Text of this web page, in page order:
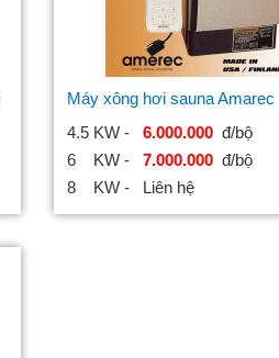
Máy xông hơi sauna Amarec
4.5 KW - 6.000.000đ/bộ
6 KW - 7.000.000 đ/bộ
8 KW - Liên hệ